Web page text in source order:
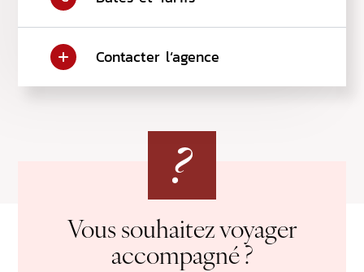
Contacter l‘agence
Vous souhaitez voyager
accompagné ?